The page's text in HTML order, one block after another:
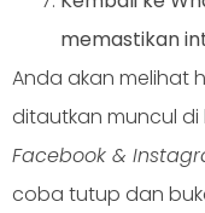
memastikan
Anda akan melihat
ditautkan muncul
Facebook &
coba tutup dan